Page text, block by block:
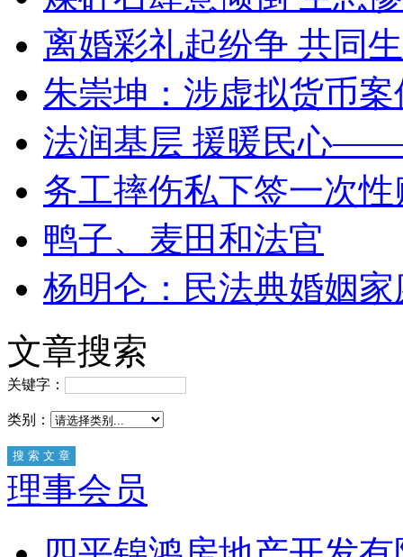
离婚彩礼起纷争 共同
朱崇坤：涉虚拟货币
法润基层 援暖民心
务工摔伤私下签一次
鸭子、麦田和法官
杨明仑：民法典婚姻
文章搜索
关键字：
类别：
理事会员